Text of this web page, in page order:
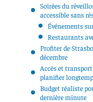
Soirées du
accessible sans
Événements
Restaurants
Profiter de
décembre
Accès et
planifier
Budget réaliste
dernière minute